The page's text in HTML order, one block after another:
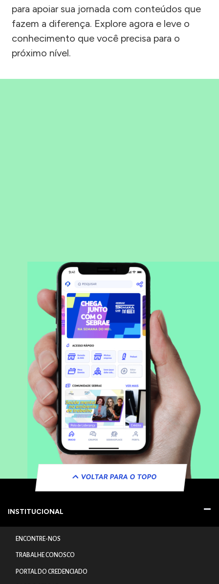
para apoiar sua jornada com conteúdos que
fazem a diferença. Explore agora e leve o
conhecimento que você precisa para o
próximo nível.
VOLTAR PARA O TOPO
INSTITUCIONAL
ENCONTRE-NOS
TRABALHE CONOSCO
PORTAL DO CREDENCIADO